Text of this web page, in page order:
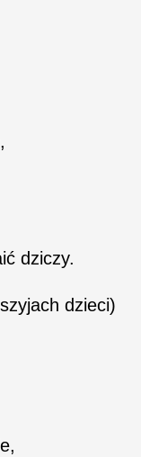
dziczy.
dzieci)